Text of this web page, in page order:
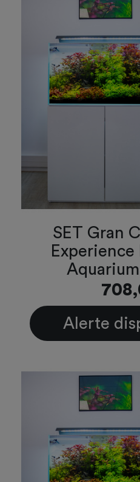
SET Gran
Experience
Alerte